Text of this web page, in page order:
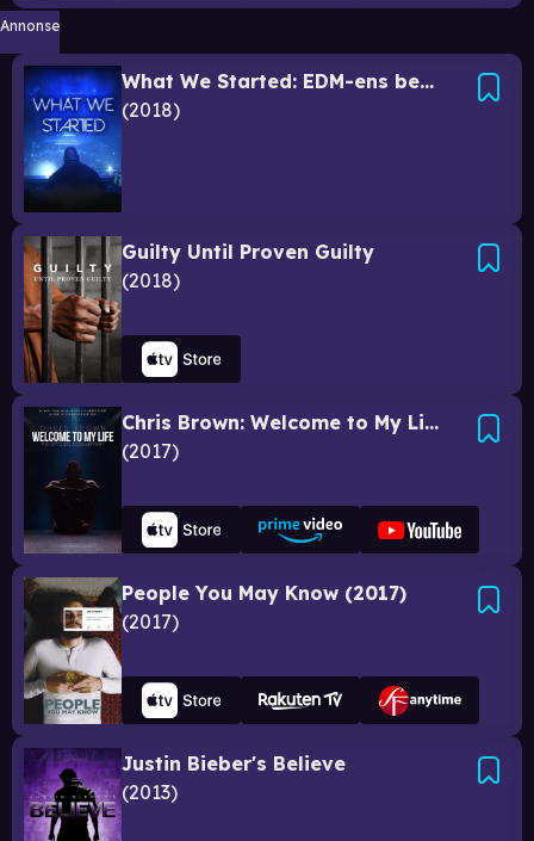
Annonse
What We Started: EDM-ens begynnelse
2018
Guilty Until Proven Guilty
2018
Chris Brown: Welcome to My Life
2017
People You May Know (2017)
2017
Justin Bieber's Believe
2013